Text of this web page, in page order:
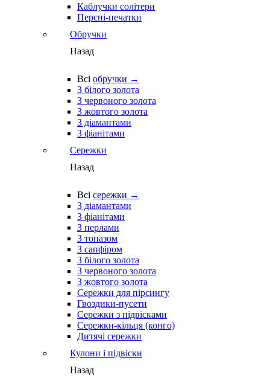
Каблучки солітери
Персні-печатки
Обручки
Назад
Всі обручки →
З білого золота
З червоного золота
З жовтого золота
З діамантами
З фіанітами
Сережки
Назад
Всі сережки →
З діамантами
З фіанітами
З перлами
З топазом
З сапфіром
З білого золота
З червоного золота
З жовтого золота
Сережки для пірсингу
Гвоздики-пусети
Сережки з підвісками
Сережки-кільця (конго)
Дитячі сережки
Кулони і підвіски
Назад